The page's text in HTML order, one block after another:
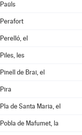
Paüls
Perafort
Perelló, el
Piles, les
Pinell de Brai, el
Pira
Pla de Santa Maria, el
Pobla de Mafumet, la